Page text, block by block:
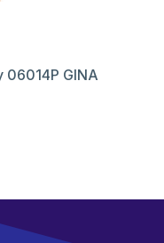
GINA